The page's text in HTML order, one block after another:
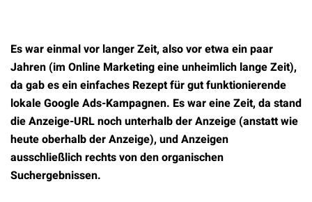
Es war einmal vor langer Zeit, also vor etwa ein paar
Jahren (im Online Marketing eine unheimlich lange Zeit),
da gab es ein einfaches Rezept für gut funktionierende
lokale Google Ads-Kampagnen. Es war eine Zeit, da stand
die Anzeige-URL noch unterhalb der Anzeige (anstatt wie
heute oberhalb der Anzeige), und Anzeigen
ausschließlich rechts von den organischen
Suchergebnissen.